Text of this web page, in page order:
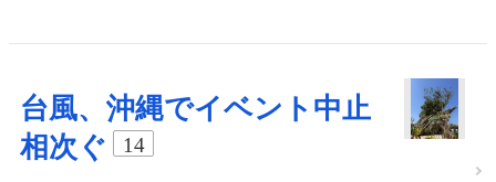
台風、沖縄でイベント中止
相次ぐ
14